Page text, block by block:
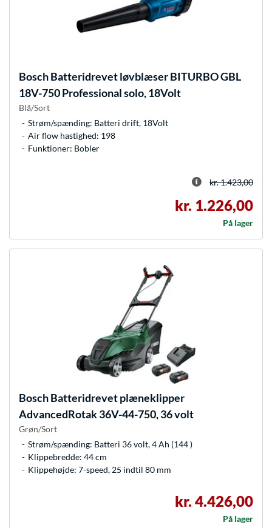
BoschBatteridrevet løvblæser BITURBO GBL
18V-750 Professional solo, 18Volt
Blå/Sort
Strøm/spænding: Batteri drift, 18Volt
Air flow hastighed: 198
Funktioner: Bobler
kr. 1.423,00
kr. 1.226,00
På lager
BoschBatteridrevet plæneklipper
AdvancedRotak 36V-44-750, 36 volt
Grøn/Sort
Strøm/spænding: Batteri 36 volt, 4 Ah (144 )
Klippebredde: 44 cm
Klippehøjde: 7-speed, 25 indtil 80 mm
kr. 4.426,00
På lager